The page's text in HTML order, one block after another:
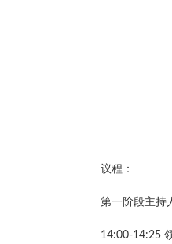
议程：
第一阶段主持
14:00-14:25